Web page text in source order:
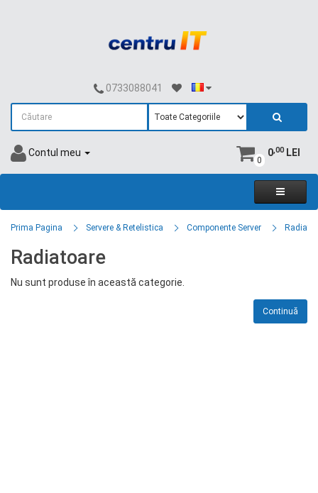
0733088041
Contul meu
0
0,00LEI
Prima Pagina Servere & Retelistica Componente Server
Radiatoare
Nu sunt produse în această categorie.
Continuă